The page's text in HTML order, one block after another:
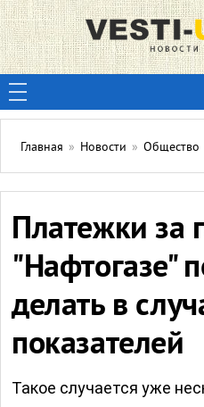
Главная » Новости » Общество
Платежки за
"Нафтогазе"
делать в
показателей
Такое случается уже